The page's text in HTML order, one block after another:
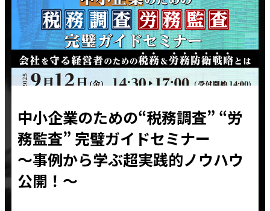
中小企業のための“税務調査” “労
務監査” 完璧ガイドセミナー
～事例から学ぶ超実践的ノウハウ
公開！～